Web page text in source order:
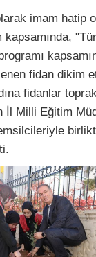
imam hatip
kapsamında,
fidan dikim
fidanlar
İl Milli Eğitim